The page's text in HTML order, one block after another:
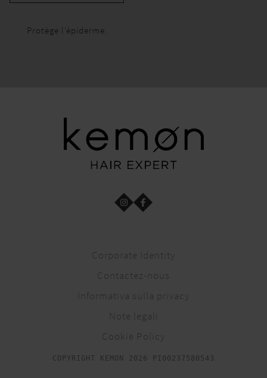
Protège l’épiderme.
Corporate Identity
Contactez-nous
Informativa sulla privacy
Note legali
Cookie Policy
COPYRIGHT KEMON 2026 PI00237580543